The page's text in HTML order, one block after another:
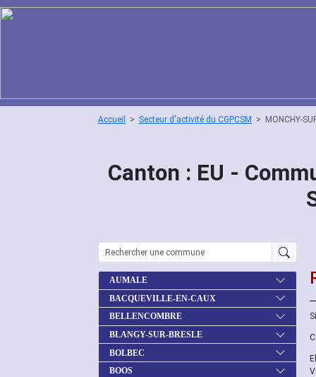
Accueil Secteur d'activité du CGPCSM MONCHY-
Canton : EU -
AUMALE
BACQUEVILLE-EN-CAUX
BELLENCOMBRE
BLANGY-SUR-BRESLE
BOLBEC
BOOS